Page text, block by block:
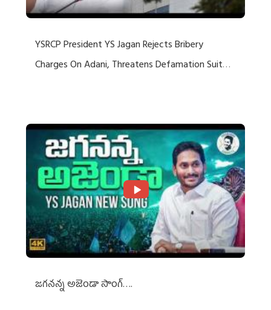
YSRCP President YS Jagan Rejects Bribery
Charges On Adani, Threatens Defamation Suit
జగనన్న అజెండా సాంగ్….